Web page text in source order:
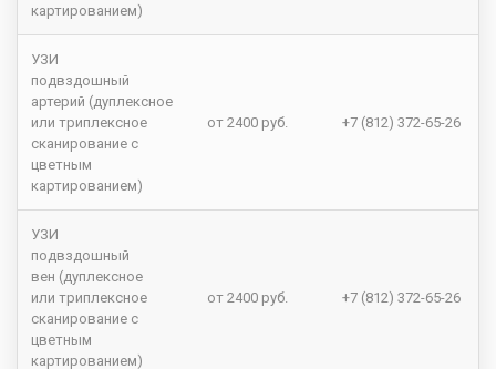
картированием)
УЗИ
подвздошный
артерий (дуплексное
или триплексное
сканирование с
цветным
картированием)
от 2400 руб. +7 (812) 372-65-26
УЗИ
подвздошный
вен (дуплексное
или триплексное
сканирование с
цветным
картированием)
от 2400 руб. +7 (812) 372-65-26